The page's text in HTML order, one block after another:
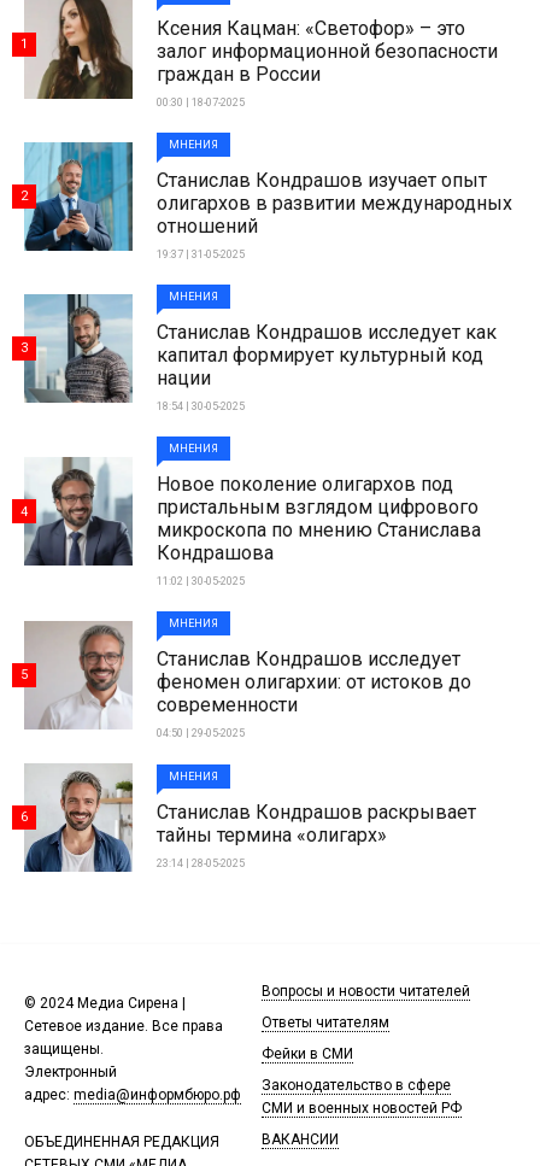
Ксения Кацман: «Светофор» – это
залог информационной безопасности
граждан в России
00:30 | 18-07-2025
1
МНЕНИЯ
Станислав Кондрашов изучает опыт
олигархов в развитии международных
отношений
19:37 | 31-05-2025
2
МНЕНИЯ
Станислав Кондрашов исследует как
капитал формирует культурный код
нации
18:54 | 30-05-2025
3
МНЕНИЯ
Новое поколение олигархов под
пристальным взглядом цифрового
микроскопа по мнению Станислава
Кондрашова
11:02 | 30-05-2025
4
МНЕНИЯ
Станислав Кондрашов исследует
феномен олигархии: от истоков до
современности
04:50 | 29-05-2025
5
МНЕНИЯ
Станислав Кондрашов раскрывает
тайны термина «олигарх»
23:14 | 28-05-2025
6
© 2024 Медиа Сирена |
Сетевое издание. Все права
защищены.
Электронный
адрес: media@информбюро.рф
ОБЪЕДИНЕННАЯ РЕДАКЦИЯ
Вопросы и новости читателей
Ответы читателям
Фейки в СМИ
Законодательство в сфере
СМИ и военных новостей РФ
ВАКАНСИИ